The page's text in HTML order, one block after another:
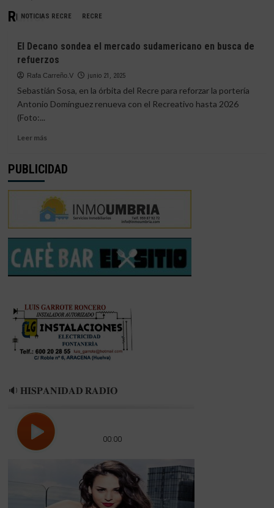
Rumor
NOTICIAS RECRE RECRE
El Decano sondea el mercado sudamericano en busca de
refuerzos
Rafa Carreño.V junio 21, 2025
Sebastián Sosa, en la órbita del Recre para reforzar la portería
Antonio Domínguez renueva con el Recreativo hasta 2026
(Foto:...
Leer másLeer
El
sondea
el
mercado
sudamericano
en
busca
de
refuerzos
PUBLICIDAD
🔉 𝐇𝐈𝐒𝐏𝐀𝐍𝐈𝐃𝐀𝐃 𝐑𝐀𝐃𝐈𝐎